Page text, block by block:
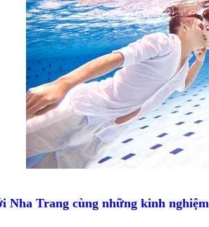
Nha Trang cùng những kinh